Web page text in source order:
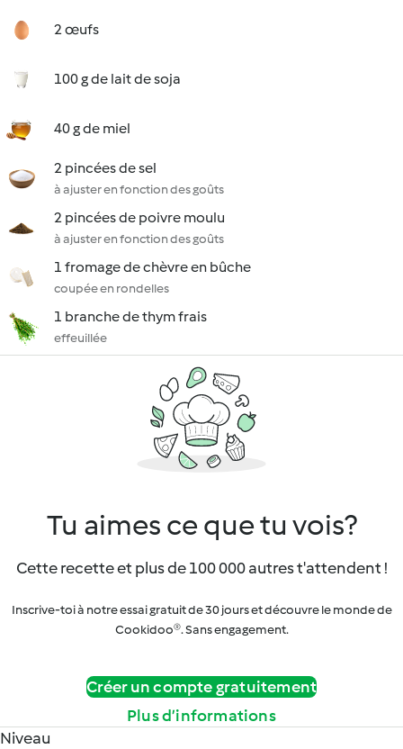
2 œufs
100 g de lait de soja
40 g de miel
2 pincées de sel
à ajuster en fonction des goûts
2 pincées de poivre moulu
à ajuster en fonction des goûts
1 fromage de chèvre en bûche
coupée en rondelles
1 branche de thym frais
effeuillée
Tu aimes ce que tu vois?
Cette recette et plus de 100 000 autres t'attendent !
Inscrive-toi à notre essai gratuit de 30 jours et découvre le monde de
Cookidoo®. Sans engagement.
Créer un compte gratuitement
Plus d’informations
Niveau